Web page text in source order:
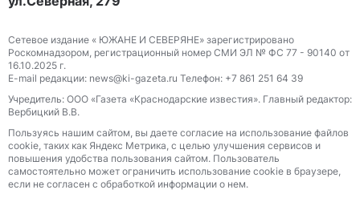
Сетевое издание « ЮЖАНЕ И СЕВЕРЯНЕ» зарегистрировано
Роскомнадзором, регистрационный номер СМИ ЭЛ № ФС 77 - 90140 от
16.10.2025 г.
E-mail редакции: news@ki-gazeta.ru Телефон: +7 861 251 64 39
Учредитель: ООО «Газета «Краснодарские известия». Главный редактор:
Вербицкий В.В.
Пользуясь нашим сайтом, вы даете согласие на использование файлов
сооkіе, таких как Яндекс Метрика, с целью улучшения сервисов и
повышения удобства пользования сайтом. Пользователь
самостоятельно может ограничить использование сооkіе в браузере,
если не согласен с обработкой информации о нем.